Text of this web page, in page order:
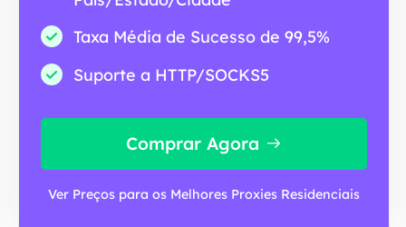
Taxa Média de Sucesso de 99,5%
Suporte a HTTP/SOCKS5
Comprar Agora
Ver Preços para os Melhores Proxies Residenciais